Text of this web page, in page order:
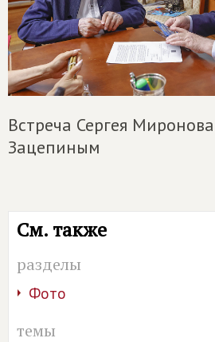
Встреча Сергея
Зацепиным
См. также
разделы
Фото
темы